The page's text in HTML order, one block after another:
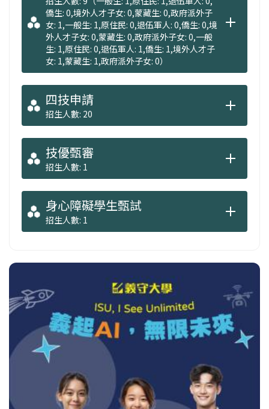
展請見「系主任開講」。
僑生: 0,境外人才子女: 0,蒙藏生: 0,政府派外子
女: 1,一般生: 1,原住民: 0,退伍軍人: 0,僑生: 0,境
外人才子女: 0,蒙藏生: 0,政府派外子女: 0,一般
生: 1,原住民: 0,退伍軍人: 1,僑生: 1,境外人才子
女: 1,蒙藏生: 1,政府派外子女: 0）
四技申請
招生人數: 20
技優甄審
招生人數: 1
身心障礙學生甄試
招生人數: 1